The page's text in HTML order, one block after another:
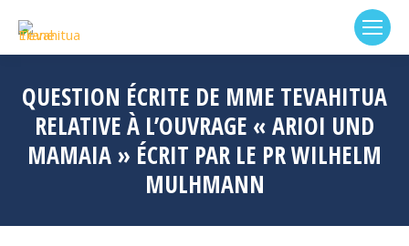
QUESTION ÉCRITE DE MME TEVAHITUA
RELATIVE À L’OUVRAGE « ARIOI UND
MAMAIA » ÉCRIT PAR LE PR WILHELM
MULHMANN